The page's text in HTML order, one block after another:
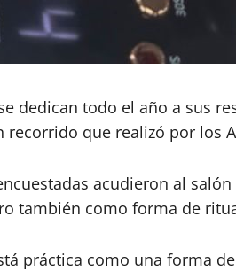
dedican todo el año a sus
recorrido que realizó por los
acudieron al
también como forma de
práctica como una forma